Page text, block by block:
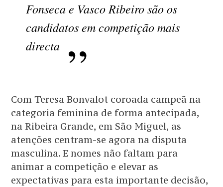
Fonseca e Vasco Ribeiro são os
candidatos em competição mais
directa
Com Teresa Bonvalot coroada campeã na
categoria feminina de forma antecipada,
na Ribeira Grande, em São Miguel, as
atenções centram-se agora na disputa
masculina. E nomes não faltam para
animar a competição e elevar as
expectativas para esta importante decisão,